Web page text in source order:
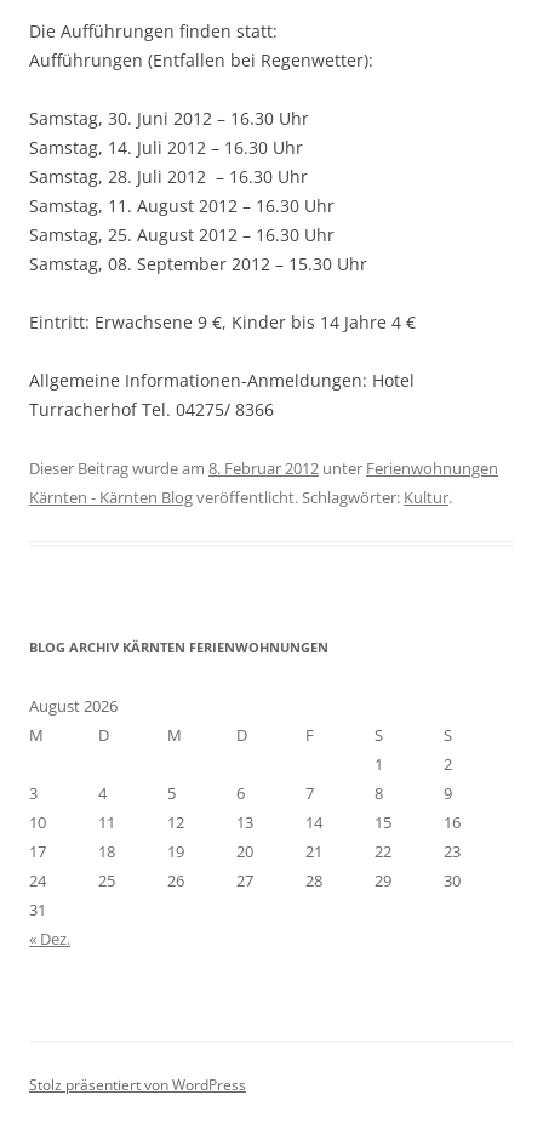
Die Aufführungen finden statt:
Aufführungen (Entfallen bei Regenwetter):
Samstag, 30. Juni 2012 – 16.30 Uhr
Samstag, 14. Juli 2012 – 16.30 Uhr
Samstag, 28. Juli 2012 – 16.30 Uhr
Samstag, 11. August 2012 – 16.30 Uhr
Samstag, 25. August 2012 – 16.30 Uhr
Samstag, 08. September 2012 – 15.30 Uhr
Eintritt: Erwachsene 9 €, Kinder bis 14 Jahre 4 €
Allgemeine Informationen-Anmeldungen: Hotel
Turracherhof Tel. 04275/ 8366
Dieser Beitrag wurde am 8. Februar 2012 unter Ferienwohnungen
Kärnten - Kärnten Blogveröffentlicht. Schlagwörter: Kultur.
BLOG ARCHIV KÄRNTEN FERIENWOHNUNGEN
August 2026
M
D M D F S
S
1
2
3
4 5 6 7 8
9
10
11 12 13 14 15
16
17
18 19 20 21 22
23
24
25 26 27 28 29
30
31
« Dez.
Stolz präsentiert von WordPress